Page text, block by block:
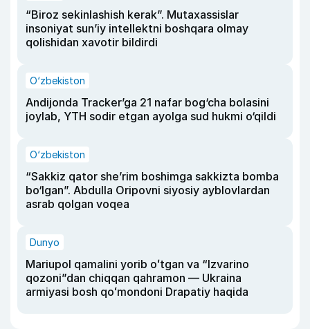
“Biroz sekinlashish kerak”. Mutaxassislar
insoniyat sun’iy intellektni boshqara olmay
qolishidan xavotir bildirdi
O‘zbekiston
Andijonda Tracker’ga 21 nafar bog‘cha bolasini
joylab, YTH sodir etgan ayolga sud hukmi o‘qildi
O‘zbekiston
“Sakkiz qator she’rim boshimga sakkizta bomba
bo‘lgan”. Abdulla Oripovni siyosiy ayblovlardan
asrab qolgan voqea
Dunyo
Mariupol qamalini yorib oʻtgan va “Izvarino
qozoni”dan chiqqan qahramon — Ukraina
armiyasi bosh qoʻmondoni Drapatiy haqida